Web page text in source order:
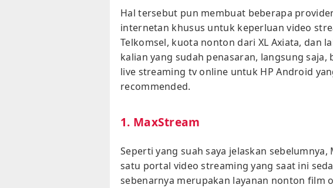
Hal tersebut pun membuat beberapa
internetan khusus untuk keperluan video
Telkomsel, kuota nonton dari XL Axiata, dan
kalian yang sudah penasaran, langsung
live streaming tv online untuk HP Android
recommended.
1. MaxStream
Seperti yang suah saya jelaskan
satu portal video streaming yang saat ini
sebenarnya merupakan layanan nonton film